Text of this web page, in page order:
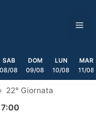
SAB
08/08
DOM
09/08
LUN
10/08
MAR
11/08
22° Giornata